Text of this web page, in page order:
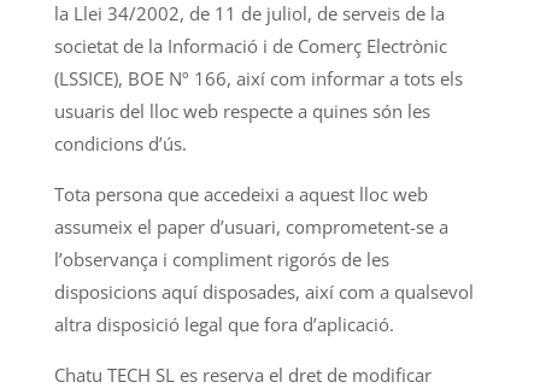
la Llei 34/2002, de 11 de juliol, de serveis de la
societat de la Informació i de Comerç Electrònic
(LSSICE), BOE Nº 166, així com informar a tots els
usuaris del lloc web respecte a quines són les
condicions d’ús.
Tota persona que accedeixi a aquest lloc web
assumeix el paper d’usuari, comprometent-se a
l’observança i compliment rigorós de les
disposicions aquí disposades, així com a qualsevol
altra disposició legal que fora d’aplicació.
Chatu TECH SL es reserva el dret de modificar